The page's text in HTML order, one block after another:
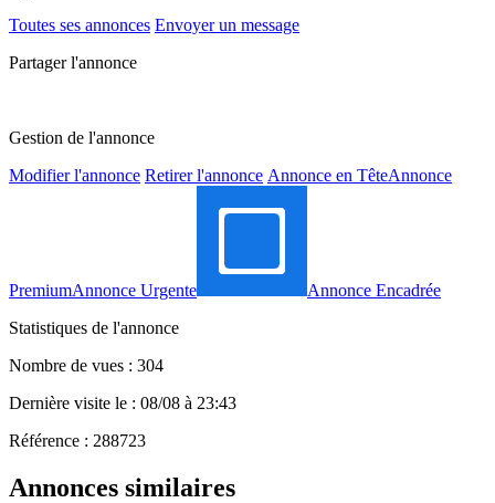
Toutes ses annonces Envoyer un message
Partager l'annonce
Gestion de l'annonce
Modifier l'annonce Retirer l'annonce Annonce en TêteAnnonce
PremiumAnnonce Urgente
Annonce Encadrée
Statistiques de l'annonce
Nombre de vues : 304
Dernière visite le : 08/08 à 23:43
Référence : 288723
Annonces similaires